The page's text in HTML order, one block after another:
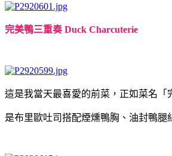
完美鴨三重奏 Duck Charcuterie
這是我當天最喜愛的前菜，正如菜名「
是布里歐吐司搭配煙燻鴨胸、油封鴨腿